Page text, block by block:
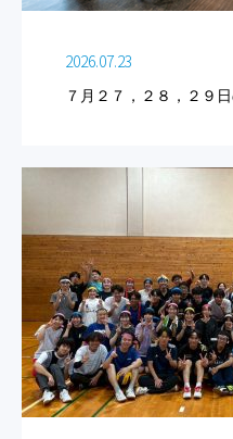
2026.07.23
７月２７，２８，２９